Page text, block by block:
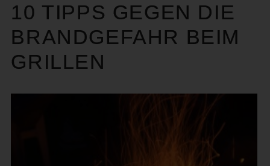
10 TIPPS GEGEN DIE
BRANDGEFAHR BEIM
GRILLEN